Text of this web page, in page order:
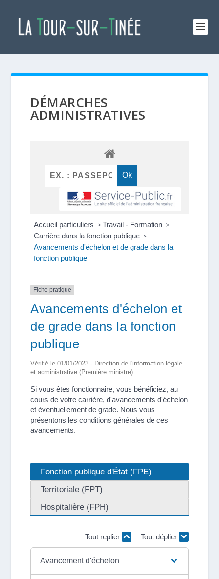
DÉMARCHES
ADMINISTRATIVES
Accueil particuliers > Travail - Formation >
Carrière dans la fonction publique >
Avancements d'échelon et de grade dans la
fonction publique
Fiche pratique
Avancements d'échelon et
de grade dans la fonction
publique
Vérifié le 01/01/2023 - Direction de l'information légale
et administrative (Première ministre)
Si vous êtes fonctionnaire, vous bénéficiez, au
cours de votre carrière, d'avancements d'échelon
et éventuellement de grade. Nous vous
présentons les conditions générales de ces
avancements.
Fonction publique d'État (FPE)
Territoriale (FPT)
Hospitalière (FPH)
Tout replier Tout déplier
Avancement d'échelon